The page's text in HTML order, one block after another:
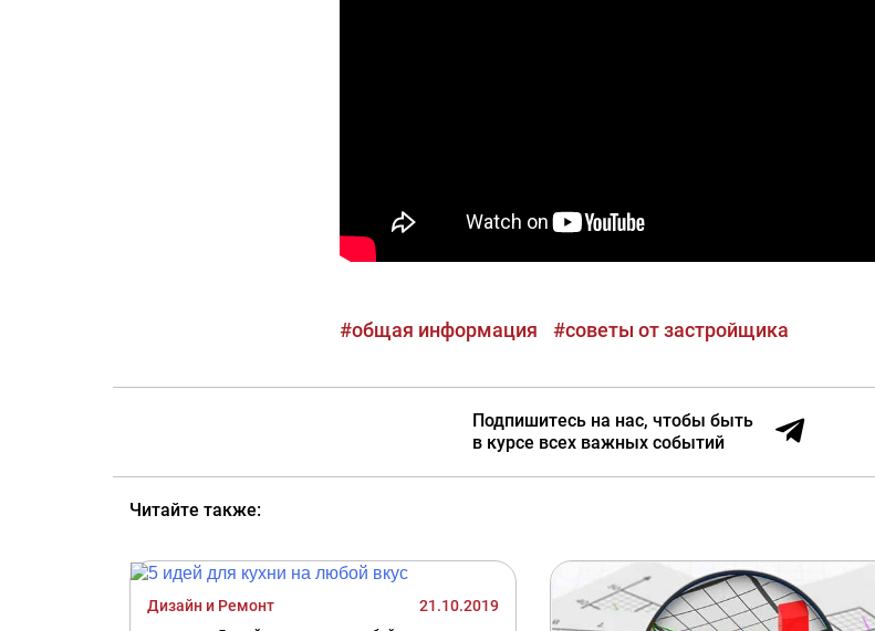
#общая информация #советы от застройщика
Подпишитесь на нас, чтобы быть
в курсе всех важных событий
Читайте также:
Дизайн и Ремонт 21.10.2019